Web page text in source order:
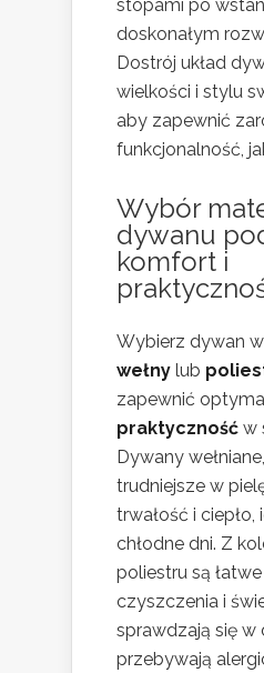
stopami po
doskonałym
Dostrój układ
wielkości i stylu
aby zapewnić
funkcjonalność,
Wybór
dywanu
komfort i
Wybierz dywan
wełny lub
zapewnić
praktyczność w
Dywany
trudniejsze w
trwałość i ciepło,
chłodne dni. Z
poliestru są
czyszczenia i
sprawdzają się w
przebywają